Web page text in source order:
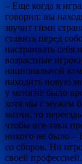
– Еще когда я
говорил: вы
звучит гимн
ставить перед
настраивать себя
возрастные
национальной
находить новую
у меня не было
хотя мы с мужем
матчи, то
чтобы все-таки
никого не было –
со сборов. Но
своей профессией.